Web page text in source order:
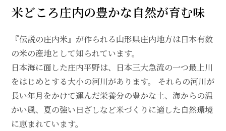
米どころ庄内の豊かな自然が育む味
『伝説の庄内米』が作られる山形県庄内地方は日本有数
の米の産地として知られています。
日本海に面した庄内平野は、日本三大急流の一つ最上川
をはじめとする大小の河川があります。 それらの河川が
長い年月をかけて運んだ栄養分の豊かな土、海からの温
かい風、夏の強い日ざしなど米づくりに適した自然環境
に恵まれています。